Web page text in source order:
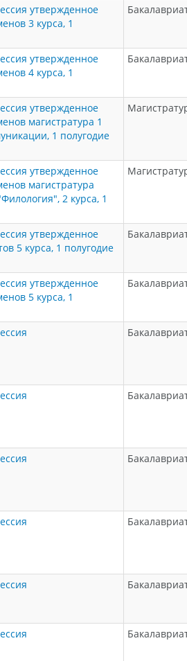
утвержденное
3 курса, 1
утвержденное
4 курса, 1
утвержденное
магистратура 1
1 полугодие
утвержденное
магистратура
2 курса, 1
утвержденное
5 курса, 1 полугодие
утвержденное
5 курса, 1